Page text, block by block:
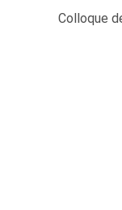
Colloque